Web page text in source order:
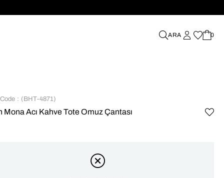
0
(BHT-4871)
Mona Acı Kahve Tote Omuz Çantası